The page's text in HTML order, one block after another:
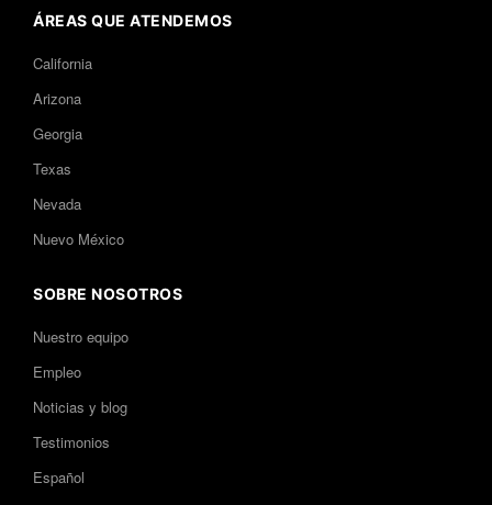
ÁREAS QUE ATENDEMOS
California
Arizona
Georgia
Texas
Nevada
Nuevo México
SOBRE NOSOTROS
Nuestro equipo
Empleo
Noticias y blog
Testimonios
Español